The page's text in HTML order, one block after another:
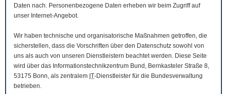
Daten nach. Personenbezogene Daten erheben wir beim Zugriff auf
unser Internet-Angebot.
Wir haben technische und organisatorische Maßnahmen getroffen, die
sicherstellen, dass die Vorschriften über den Datenschutz sowohl von
uns als auch von unseren Dienstleistern beachtet werden. Diese Seite
wird über das Informationstechnikzentrum Bund, Bernkasteler Straße 8,
53175 Bonn, als zentralem IT-Dienstleister für die Bundesverwaltung
betrieben.